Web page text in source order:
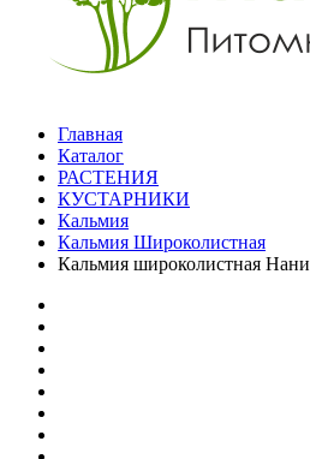
Главная
Каталог
РАСТЕНИЯ
КУСТАРНИКИ
Кальмия
Кальмия Широколистная
Кальмия широколистная Нани